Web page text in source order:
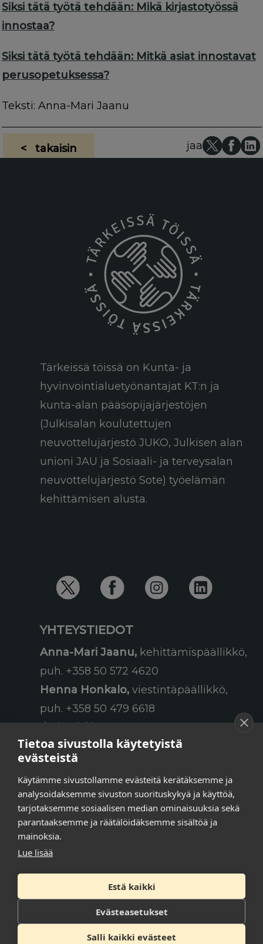
Siksi tätä työtä tehdään: Mikä kirjastotyössä
innostaa?
Siksi tätä työtä tehdään: Mitkä asiat innostavat
perusopetuksessa?
Teksti: Anna-Mari Jaanu
< takaisin jaa
Tärkeissä töissä on Kunta- ja
hyvinvointialuetyönantajat KT:n ja
kunta-alan pääsopijajärjestöjen
(Julkisalan koulutettujen
neuvottelujärjestö JUKO, Julkisen alan
unioni JAU ja Sosiaali- ja terveysalan
neuvottelujärjestö Sote) työelämän
kehittämisen alusta.
YHTEYSTIEDOT
Anna-Mari Jaanu, kehittämispäällikkö,
puh. +358 50 572 4620
Henna Honkalo, viestintäpäällikkö,
puh. +358 50 479 6618
tapahtumakoordinaattori,
puh. +358 45 130 3832
Susanna Laasio, sihteeri,
puh. +358 50 590 4619
tarkeissatoissa[a]kt.fi
Tilaa uutiskirje
Tietosuojaseloste
Saavutettavuusseloste
Tietoa sivustolla käytetyistä
evästeistä
Käytämme sivustollamme evästeitä kerätäksemme ja
analysoidaksemme sivuston suorituskykyä ja käyttöä,
tarjotaksemme sosiaalisen median ominaisuuksia sekä
parantaaksemme ja räätälöidäksemme sisältöä ja
mainoksia.
Lue lisää
Estä kaikki
Evästeasetukset
Salli kaikki evästeet